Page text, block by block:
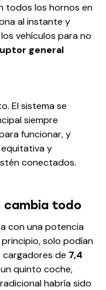
todos los hornos en
al instante y
vehículos para no
general
El sistema se
siempre
funcionar, y
y
conectados.
cambia todo
con una potencia
solo podían
de 7,4
quinto coche,
habría sido